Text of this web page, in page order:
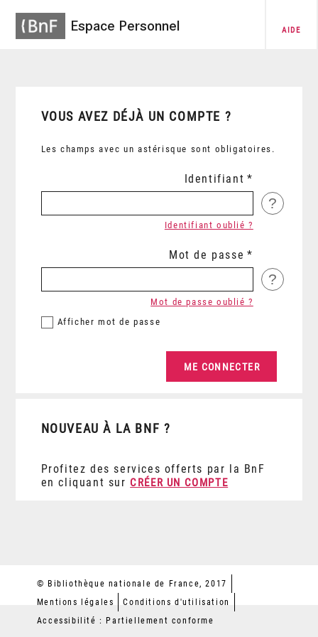
Espace Personnel AIDE
VOUS AVEZ DÉJÀ UN COMPTE ?
Les champs avec un astérisque sont obligatoires.
Identifiant
?
Identifiant oublié ?
Mot de passe
?
Afficher mot de passe
Mot de passe oublié ?
NOUVEAU À LA BNF ?
Profitez des services offerts par la BnF
en cliquant sur CRÉER UN COMPTE
© Bibliothèque nationale de France, 2017
Mentions légales
Conditions d'utilisation
Accessibilité : Partiellement conforme